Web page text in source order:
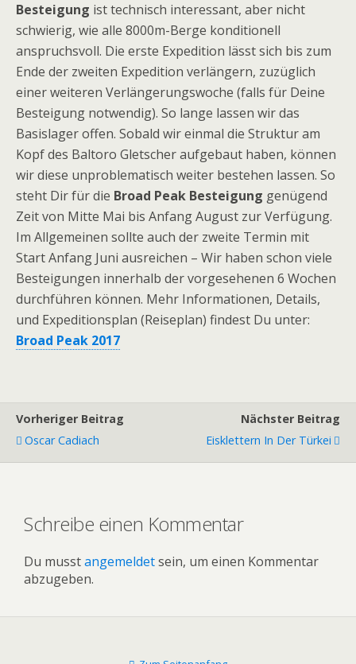
Besteigung ist technisch interessant, aber nicht
schwierig, wie alle 8000m-Berge konditionell
anspruchsvoll. Die erste Expedition lässt sich bis zum
Ende der zweiten Expedition verlängern, zuzüglich
einer weiteren Verlängerungswoche (falls für Deine
Besteigung notwendig). So lange lassen wir das
Basislager offen. Sobald wir einmal die Struktur am
Kopf des Baltoro Gletscher aufgebaut haben, können
wir diese unproblematisch weiter bestehen lassen. So
steht Dir für die Broad Peak Besteigung genügend
Zeit von Mitte Mai bis Anfang August zur Verfügung.
Im Allgemeinen sollte auch der zweite Termin mit
Start Anfang Juni ausreichen – Wir haben schon viele
Besteigungen innerhalb der vorgesehenen 6 Wochen
durchführen können. Mehr Informationen, Details,
und Expeditionsplan (Reiseplan) findest Du unter:
Broad Peak 2017
Vorheriger Beitrag
Oscar Cadiach
Nächster Beitrag
Eisklettern In Der Türkei
Schreibe einen Kommentar
Du musstangemeldetsein, um einen Kommentar
abzugeben.